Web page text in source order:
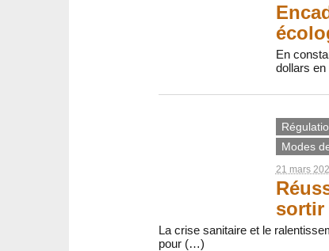
En
dollars
Modes
21 mars
sortir
La crise sanitaire et le
pour (…)